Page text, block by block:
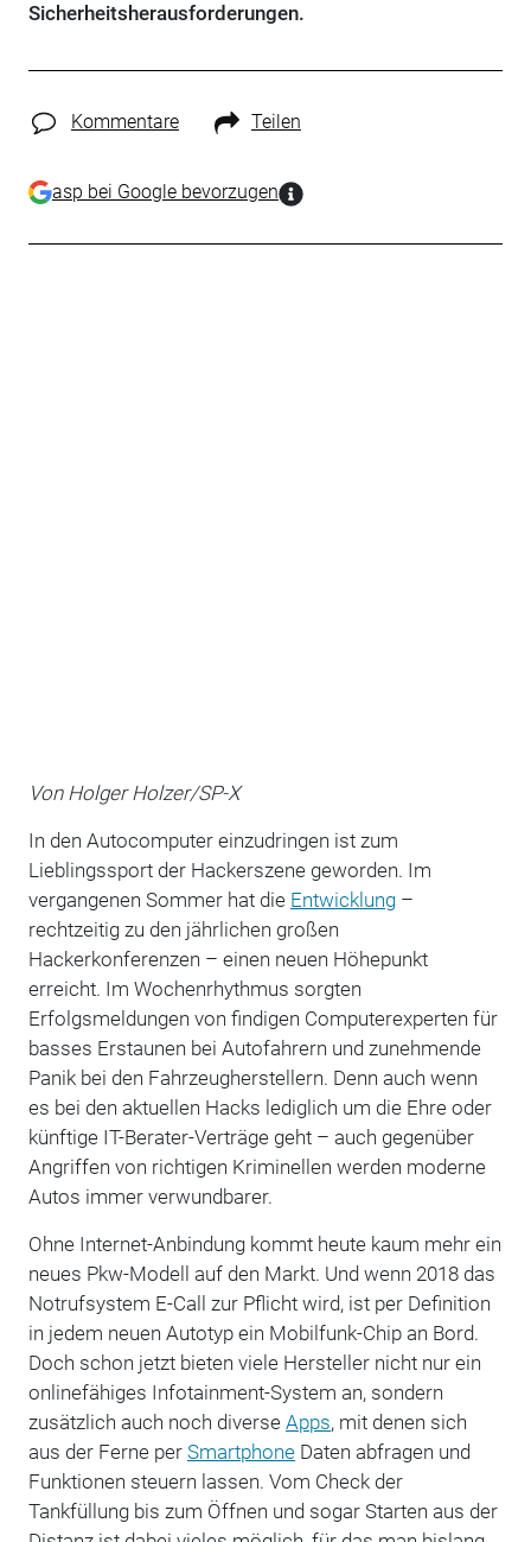
Sicherheitsherausforderungen.
Kommentare Teilen
asp bei Google bevorzugen
Von Holger Holzer/SP-X
In den Autocomputer einzudringen ist zum
Lieblingssport der Hackerszene geworden. Im
vergangenen Sommer hat die Entwicklung–
rechtzeitig zu den jährlichen großen
Hackerkonferenzen – einen neuen Höhepunkt
erreicht. Im Wochenrhythmus sorgten
Erfolgsmeldungen von findigen Computerexperten für
basses Erstaunen bei Autofahrern und zunehmende
Panik bei den Fahrzeugherstellern. Denn auch wenn
es bei den aktuellen Hacks lediglich um die Ehre oder
künftige IT-Berater-Verträge geht – auch gegenüber
Angriffen von richtigen Kriminellen werden moderne
Autos immer verwundbarer.
Ohne Internet-Anbindung kommt heute kaum mehr ein
neues Pkw-Modell auf den Markt. Und wenn 2018 das
Notrufsystem E-Call zur Pflicht wird, ist per Definition
in jedem neuen Autotyp ein Mobilfunk-Chip an Bord.
Doch schon jetzt bieten viele Hersteller nicht nur ein
onlinefähiges Infotainment-System an, sondern
zusätzlich auch noch diverse Apps, mit denen sich
aus der Ferne per SmartphoneDaten abfragen und
Funktionen steuern lassen. Vom Check der
Tankfüllung bis zum Öffnen und sogar Starten aus der